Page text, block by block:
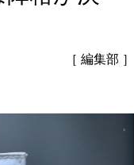
［ 編集部 ］